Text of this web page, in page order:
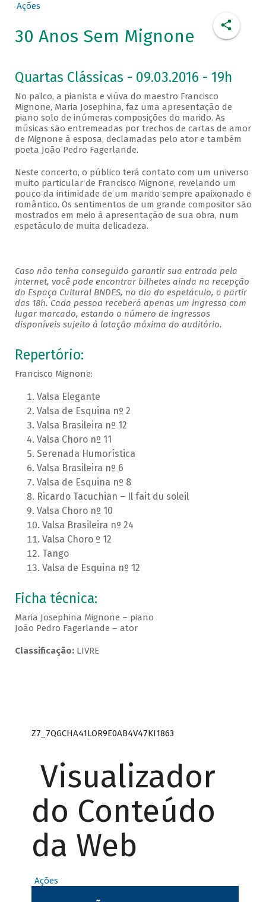
Ações
30 Anos Sem Mignone
Quartas Clássicas - 09.03.2016 - 19h
No palco, a pianista e viúva do maestro Francisco
Mignone, Maria Josephina, faz uma apresentação de
piano solo de inúmeras composições do marido. As
músicas são entremeadas por trechos de cartas de amor
de Mignone à esposa, declamadas pelo ator e também
poeta João Pedro Fagerlande.
Neste concerto, o público terá contato com um universo
muito particular de Francisco Mignone, revelando um
pouco da intimidade de um marido sempre apaixonado e
romântico. Os sentimentos de um grande compositor são
mostrados em meio à apresentação de sua obra, num
espetáculo de muita delicadeza.
Caso não tenha conseguido garantir sua entrada pela
internet, você pode encontrar bilhetes ainda na recepção
do Espaço Cultural BNDES, no dia do espetáculo, a partir
das 18h. Cada pessoa receberá apenas um ingresso com
lugar marcado, estando o número de ingressos
disponíveis sujeito à lotação máxima do auditório.
Repertório:
Francisco Mignone:
Valsa Elegante
Valsa de Esquina nº 2
Valsa Brasileira nº 12
Valsa Choro nº 11
Serenada Humorística
Valsa Brasileira nº 6
Valsa de Esquina nº 8
Ricardo Tacuchian – Il fait du soleil
Valsa Choro nº 10
Valsa Brasileira nº 24
Valsa Choro º 12
Tango
Valsa de Esquina nº 12
Ficha técnica:
Maria Josephina Mignone – piano
João Pedro Fagerlande – ator
Classificação:LIVRE
Z7_7QGCHA41LOR9E0AB4V47KI1863
Visualizador
do Conteúdo
da Web
Ações